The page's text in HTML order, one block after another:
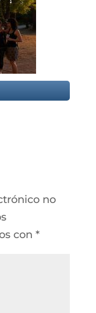
no
con *